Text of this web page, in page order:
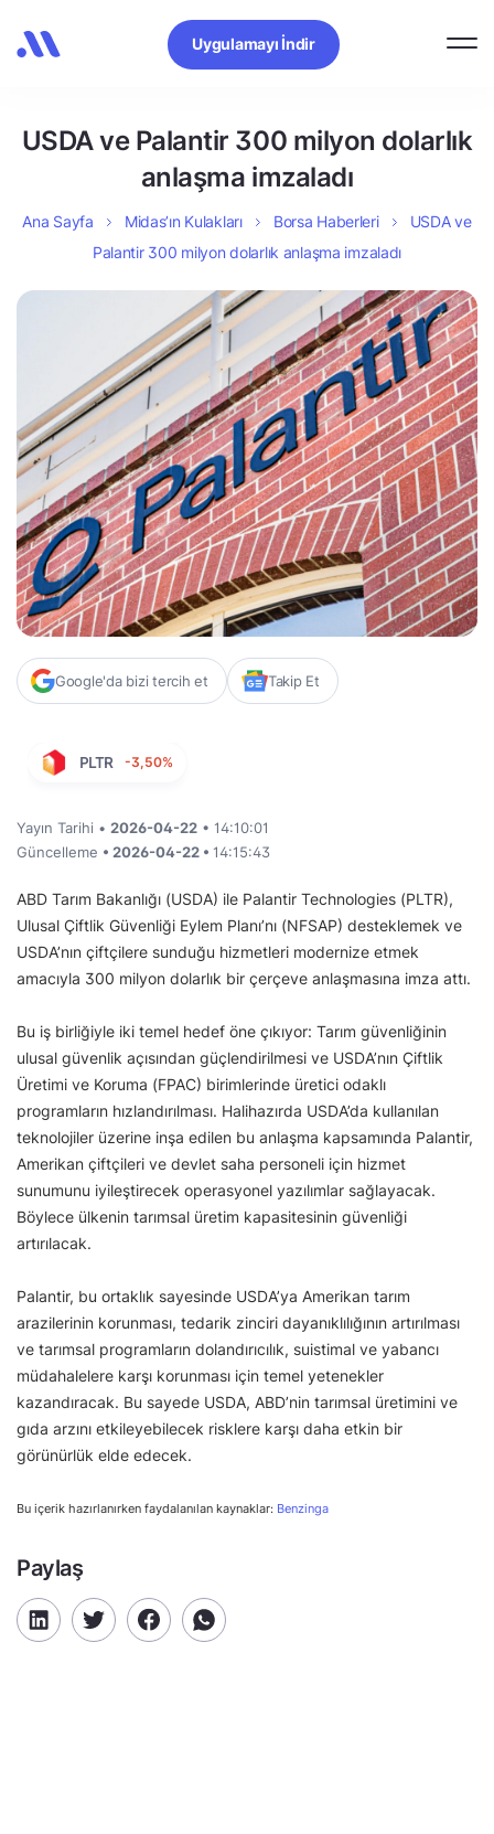
Uygulamayı İndir
USDA ve Palantir 300 milyon dolarlık
anlaşma imzaladı
Ana Sayfa Midas’ın Kulakları Borsa Haberleri
USDA ve
Palantir 300 milyon dolarlık anlaşma imzaladı
Google'da bizi tercih et Takip Et
PLTR -3,50%
Yayın Tarihi • 2026-04-22 • 14:10:01
Güncelleme • 2026-04-22 • 14:15:43
ABD Tarım Bakanlığı (USDA) ile Palantir Technologies (PLTR),
Ulusal Çiftlik Güvenliği Eylem Planı’nı (NFSAP) desteklemek ve
USDA’nın çiftçilere sunduğu hizmetleri modernize etmek
amacıyla 300 milyon dolarlık bir çerçeve anlaşmasına imza attı.
Bu iş birliğiyle iki temel hedef öne çıkıyor: Tarım güvenliğinin
ulusal güvenlik açısından güçlendirilmesi ve USDA’nın Çiftlik
Üretimi ve Koruma (FPAC) birimlerinde üretici odaklı
programların hızlandırılması. Halihazırda USDA’da kullanılan
teknolojiler üzerine inşa edilen bu anlaşma kapsamında Palantir,
Amerikan çiftçileri ve devlet saha personeli için hizmet
sunumunu iyileştirecek operasyonel yazılımlar sağlayacak.
Böylece ülkenin tarımsal üretim kapasitesinin güvenliği
artırılacak.
Palantir, bu ortaklık sayesinde USDA’ya Amerikan tarım
arazilerinin korunması, tedarik zinciri dayanıklılığının artırılması
ve tarımsal programların dolandırıcılık, suistimal ve yabancı
müdahalelere karşı korunması için temel yetenekler
kazandıracak. Bu sayede USDA, ABD’nin tarımsal üretimini ve
gıda arzını etkileyebilecek risklere karşı daha etkin bir
görünürlük elde edecek.
Bu içerik hazırlanırken faydalanılan kaynaklar: Benzinga
Paylaş